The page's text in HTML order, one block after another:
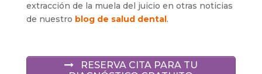
extracción de la muela del juicio en otras noticias
de nuestro blog de salud dental.
RESERVA CITA PARA TU